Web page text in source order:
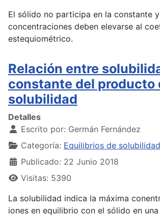
El sólido no participa en la constante
concentraciones deben elevarse al
estequiométrico.
Relación entre
constante del producto
solubilidad
Detalles
Escrito por: Germán Fernández
Categoría: Equilibrios de solubilidad
Publicado: 22 Junio 2018
Visitas: 5390
La solubilidad indica la máxima
iones en equilibrio con el sólido en